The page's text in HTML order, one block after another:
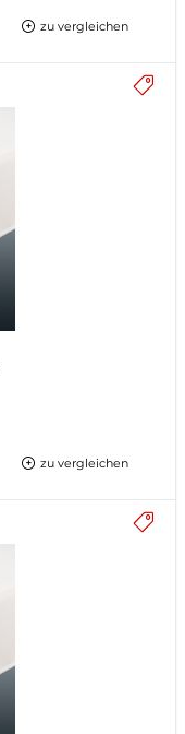
zu vergleichen
zu vergleichen